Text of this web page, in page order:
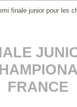
finale junior pour les
FRANCE